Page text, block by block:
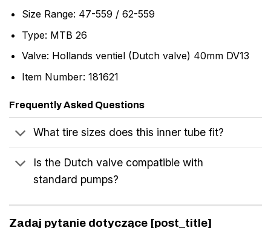
Size Range: 47-559 / 62-559
Type: MTB 26
Valve: Hollands ventiel (Dutch valve) 40mm DV13
Item Number: 181621
Frequently Asked Questions
What tire sizes does this inner tube fit?
Is the Dutch valve compatible with
standard pumps?
Zadaj pytanie dotyczące [post_title]